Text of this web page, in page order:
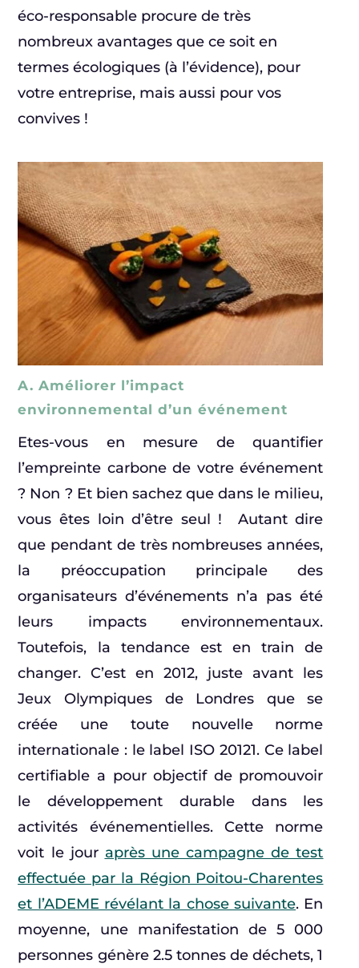
éco-responsable procure de très
nombreux avantages que ce soit en
termes écologiques (à l’évidence), pour
votre entreprise, mais aussi pour vos
convives !
A. Améliorer l’impact
environnemental d’un événement
Etes-vous en mesure de quantifier
l’empreinte carbone de votre événement
? Non ? Et bien sachez que dans le milieu,
vous êtes loin d’être seul ! Autant dire
que pendant de très nombreuses années,
la préoccupation principale des
organisateurs d’événements n’a pas été
leurs impacts environnementaux.
Toutefois, la tendance est en train de
changer. C’est en 2012, juste avant les
Jeux Olympiques de Londres que se
créée une toute nouvelle norme
internationale : le label ISO 20121. Ce label
certifiable a pour objectif de promouvoir
le développement durable dans les
activités événementielles. Cette norme
voit le jour après une campagne de test
effectuée par la Région Poitou-Charentes
et l’ADEME révélant la chose suivante. En
moyenne, une manifestation de 5 000
personnes génère 2.5 tonnes de déchets, 1